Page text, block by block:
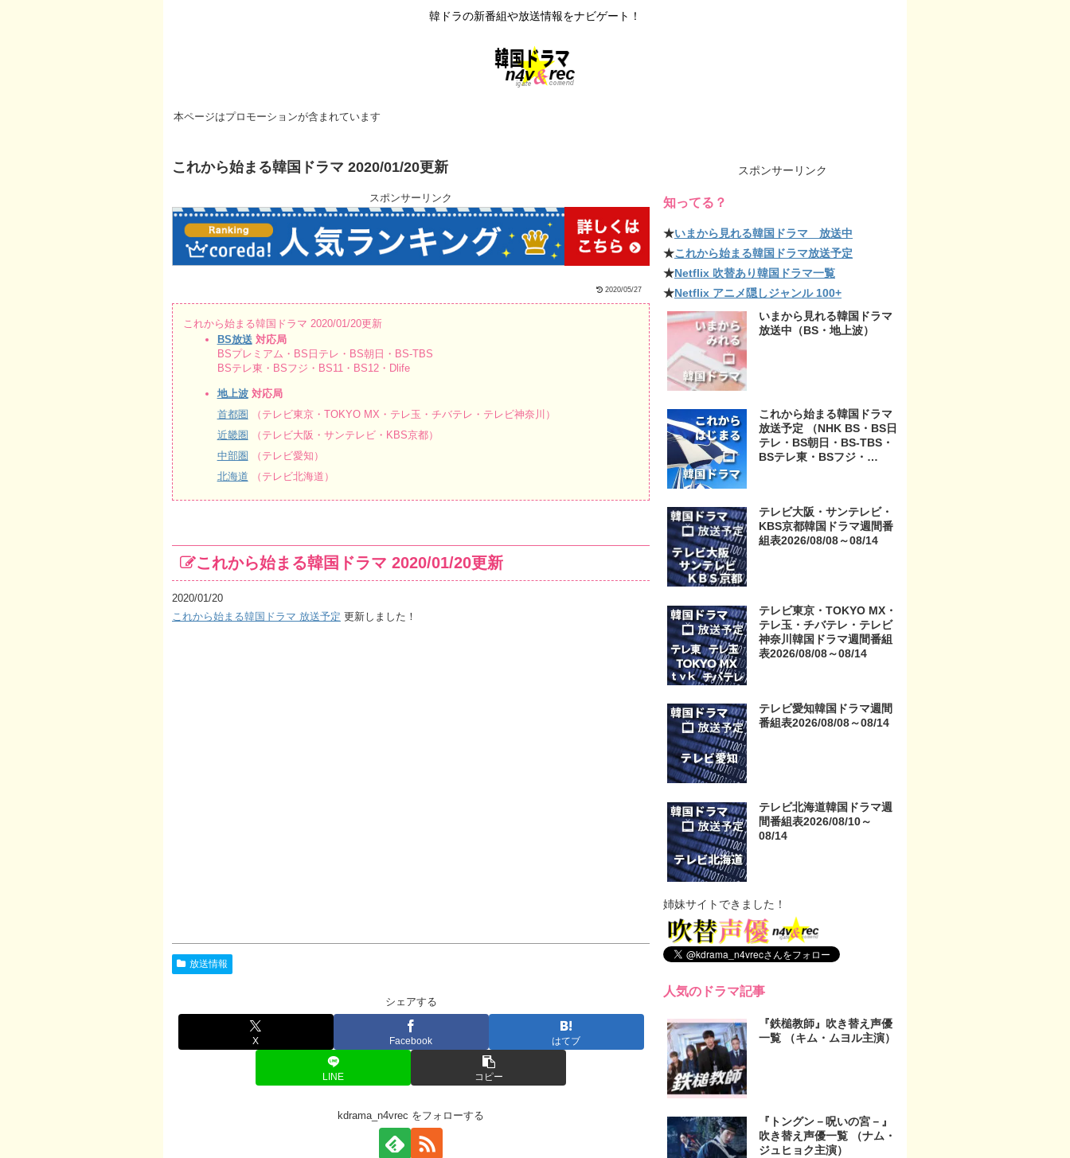
韓ドラの新番組や放送情報をナビゲート！
本ページはプロモーションが含まれています
これから始まる韓国ドラマ 2020/01/20更新
スポンサーリンク
2020/05/27
これから始まる韓国ドラマ 2020/01/20更新
BS放送対応局
BSプレミアム・BS日テレ・BS朝日・BS-TBS
BSテレ東・BSフジ・BS11・BS12・Dlife
地上波対応局
首都圏
（テレビ東京・TOKYO MX・テレ玉・チバテレ・テレビ神奈川）
近畿圏
（テレビ大阪・サンテレビ・KBS京都）
中部圏
（テレビ愛知）
北海道 （テレビ北海道）
これから始まる韓国ドラマ 2020/01/20更新
2020/01/20
これから始まる韓国ドラマ 放送予定 更新しました！
放送情報
シェアする
X Facebook はてブ
LINE コピー
kdrama_n4vrec をフォローする
スポンサーリンク
知ってる？
★いまから見れる韓国ドラマ 放送中
★これから始まる韓国ドラマ放送予定
★Netflix 吹替あり韓国ドラマ一覧
★Netflix アニメ隠しジャンル 100+
いまから見れる韓国ドラマ
放送中（BS・地上波）
これから始まる韓国ドラマ
放送予定 （NHK BS・BS日
テレ・BS朝日・BS-TBS・
BSテレ東・BSフジ・
テレビ大阪・サンテレビ・
KBS京都・テレビ愛知・テ
レビ北海道）
テレビ大阪・サンテレビ・
KBS京都韓国ドラマ週間番
組表2026/08/08～08/14
テレビ東京・TOKYO MX・
テレ玉・チバテレ・テレビ
神奈川韓国ドラマ週間番組
表2026/08/08～08/14
テレビ愛知韓国ドラマ週間
番組表2026/08/08～08/14
テレビ北海道韓国ドラマ週
間番組表2026/08/10～
08/14
姉妹サイトできました！
人気のドラマ記事
『鉄槌教師』吹き替え声優
一覧 （キム・ムヨル主演）
『トングン－呪いの宮－』
吹き替え声優一覧 （ナム・
ジュヒョク主演）